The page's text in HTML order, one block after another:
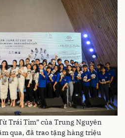
Trái Tim” của Trung Nguyên
qua, đã trao tặng hàng triệu